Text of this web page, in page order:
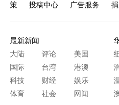
策
投稿中心 广告服务
最新新闻
大陆
评论
美国
国际
台湾
港澳
科技
财经
娱乐
体育
社会 网闻